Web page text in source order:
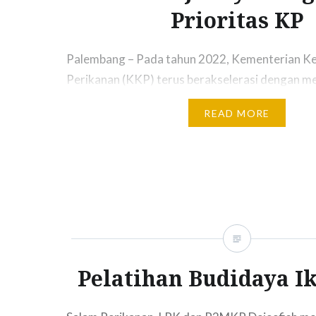
Prioritas KP
Palembang – Pada tahun 2022, Kementerian
Perikanan (KKP) terus berakselerasi dengan
beragam program kerja guna mewujudkan
program prioritas yang digaungkan Menteri
READ MORE
Pelatihan Budidaya